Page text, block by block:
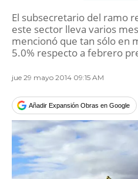
El subsecretario del ramo
este sector lleva varios
mencionó que tan sólo en
5.0% respecto a febrero
jue 29 mayo 2014 09:15 AM
Añadir Expansión Obras en Google